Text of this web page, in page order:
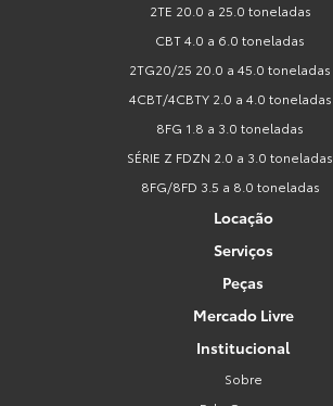
2TE 20.0 a 25.0 toneladas
CBT 4.0 a 6.0 toneladas
2TG20/25 20.0 a 45.0 toneladas
4CBT/4CBTY 2.0 a 4.0 toneladas
8FG 1.8 a 3.0 toneladas
SÉRIE Z FDZN 2.0 a 3.0 toneladas
8FG/8FD 3.5 a 8.0 toneladas
Locação
Serviços
Peças
Mercado Livre
Institucional
Sobre